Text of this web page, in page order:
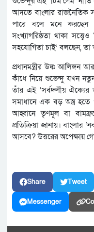
আদতে বাংলার রাজনৈতিক
পারে বলে মনে করছেন
সংখ্যাগরিষ্ঠতা থাকা
সহযোগিতা চাই’ বলছেন, তা
প্রধানমন্ত্রীর উষ্ণ আলিঙ্গন
কাঁধে নিয়ে শুভেন্দু যখন
তাঁর এই ‘সর্বদলীয় ঐক্যের
সমাধানে এক বড় অস্ত্র
আহ্বানে তৃণমূল বা
প্রতিক্রিয়া জানায়।
আসবে? উত্তরের অপেক্ষায়
Share Tweet
Messenger